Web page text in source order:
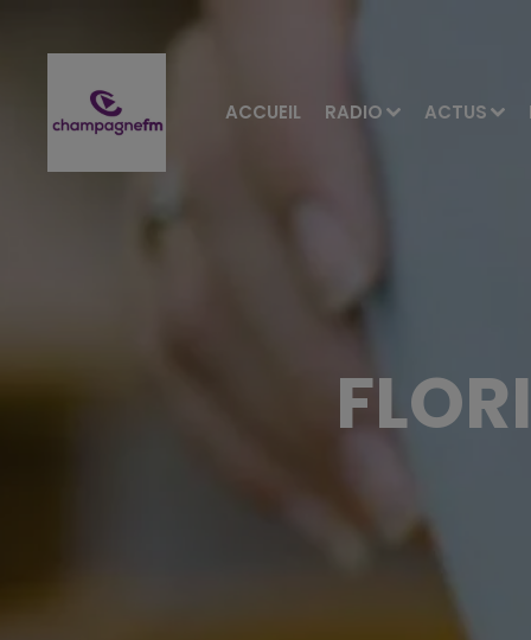
ACCUEIL RADIO ACTUS